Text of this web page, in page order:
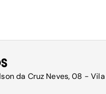
da Cruz Neves, 08 -